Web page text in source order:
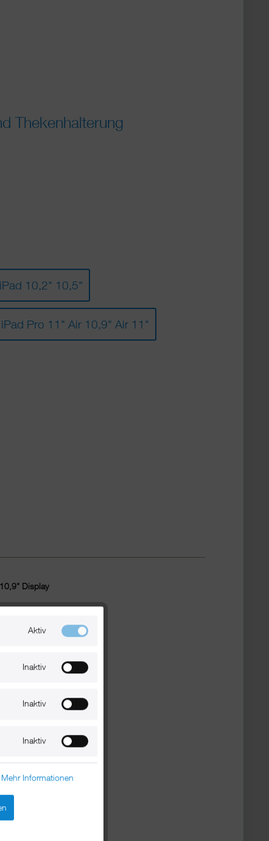
Thekenhalterung
iPad 10,2" 10,5"
iPad Pro 11" Air 10,9" Air 11"
Display
Aktiv
Inaktiv
Inaktiv
Inaktiv
Mehr Informationen